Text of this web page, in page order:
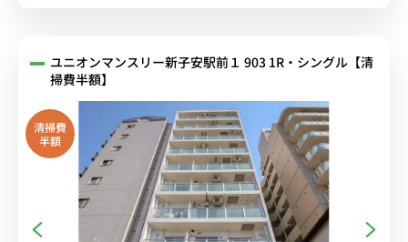
ユニオンマンスリー新子安駅前１ 903 1R・シングル【清
掃費半額】
清掃費
半額